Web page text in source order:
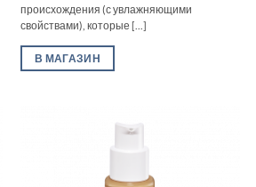
происхождения (с увлажняющими
свойствами), которые [...]
В МАГАЗИН